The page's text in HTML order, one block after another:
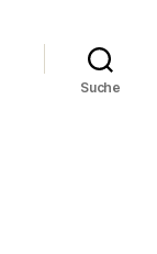
Suche